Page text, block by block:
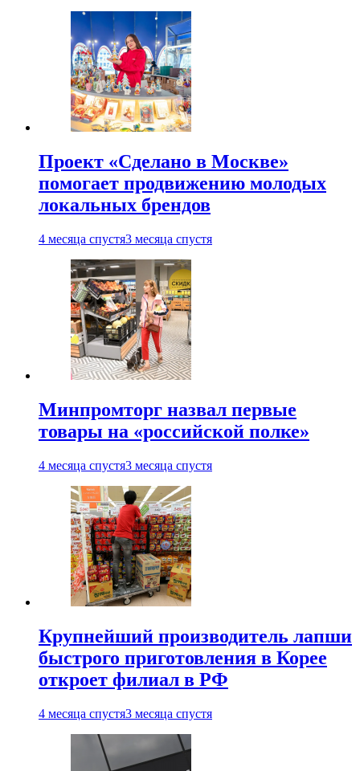
Проект «Сделано в Москве»
помогает продвижению молодых
локальных брендов
4 месяца спустя3 месяца спустя
Минпромторг назвал первые
товары на «российской полке»
4 месяца спустя3 месяца спустя
Крупнейший производитель лапши
быстрого приготовления в Корее
откроет филиал в РФ
4 месяца спустя3 месяца спустя